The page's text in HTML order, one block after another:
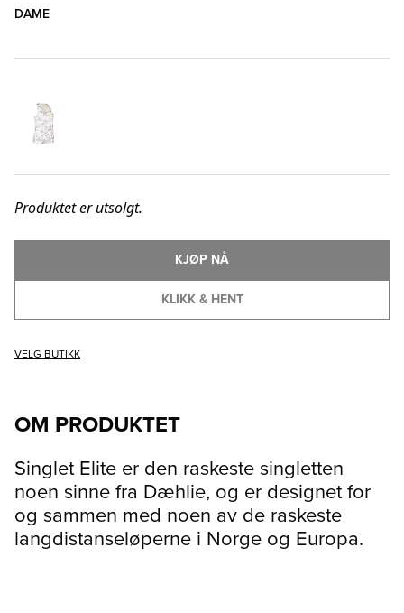
DAME
Produktet er utsolgt.
KLIKK & HENT
KJØP NÅ
VELG BUTIKK
OM PRODUKTET
Singlet Elite er den raskeste singletten
noen sinne fra Dæhlie, og er designet for
og sammen med noen av de raskeste
langdistanseløperne i Norge og Europa.